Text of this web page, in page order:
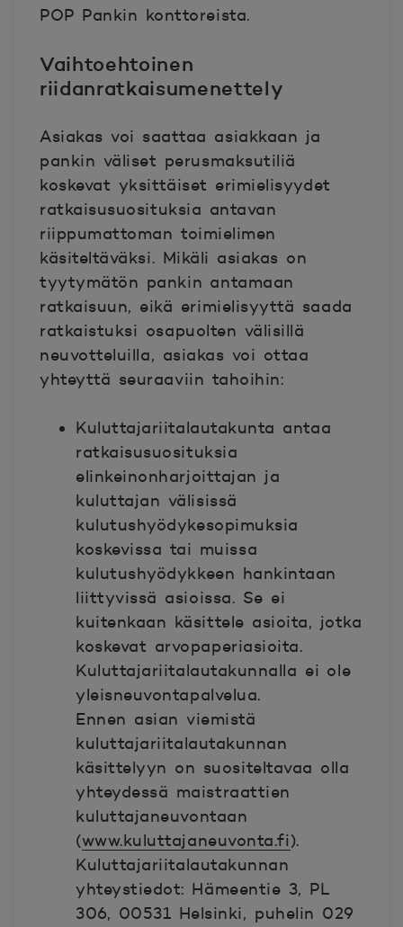
POP Pankin konttoreista.
Vaihtoehtoinen
riidanratkaisumenettely
Asiakas voi saattaa asiakkaan ja
pankin väliset perusmaksutiliä
koskevat yksittäiset erimielisyydet
ratkaisusuosituksia antavan
riippumattoman toimielimen
käsiteltäväksi. Mikäli asiakas on
tyytymätön pankin antamaan
ratkaisuun, eikä erimielisyyttä saada
ratkaistuksi osapuolten välisillä
neuvotteluilla, asiakas voi ottaa
yhteyttä seuraaviin tahoihin:
Kuluttajariitalautakunta antaa
ratkaisusuosituksia
elinkeinonharjoittajan ja
kuluttajan välisissä
kulutushyödykesopimuksia
koskevissa tai muissa
kulutushyödykkeen hankintaan
liittyvissä asioissa. Se ei
kuitenkaan käsittele asioita, jotka
koskevat arvopaperiasioita.
Kuluttajariitalautakunnalla ei ole
yleisneuvontapalvelua.
Ennen asian viemistä
kuluttajariitalautakunnan
käsittelyyn on suositeltavaa olla
yhteydessä maistraattien
kuluttajaneuvontaan
(www.kuluttajaneuvonta.fi).
Kuluttajariitalautakunnan
yhteystiedot: Hämeentie 3, PL
306, 00531 Helsinki, puhelin 029